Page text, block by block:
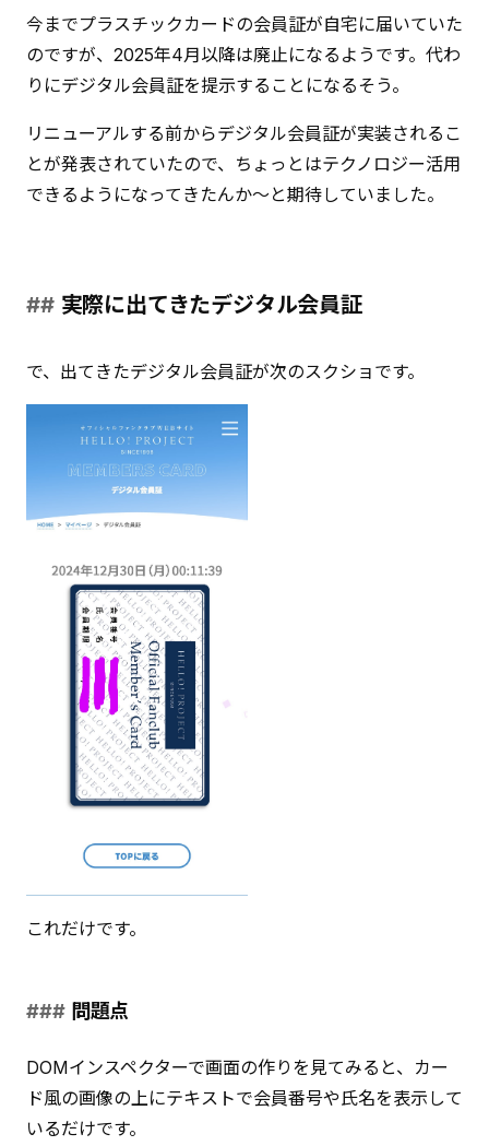
ァンクラブWebサイトのURLが
以下の通り
今までプラスチックカードの会員証が自宅に届いていた
のですが、2025年4月以降は廃止になるようです。代わ
りにデジタル会員証を提示することになるそう。
リニューアルする前からデジタル会員証が実装されるこ
とが発表されていたので、ちょっとはテクノロジー活用
できるようになってきたんか〜と期待していました。
実際に出てきたデジタル会員証
で、出てきたデジタル会員証が次のスクショです。
これだけです。
問題点
DOMインスペクターで画面の作りを見てみると、カー
ド風の画像の上にテキストで会員番号や氏名を表示して
いるだけです。